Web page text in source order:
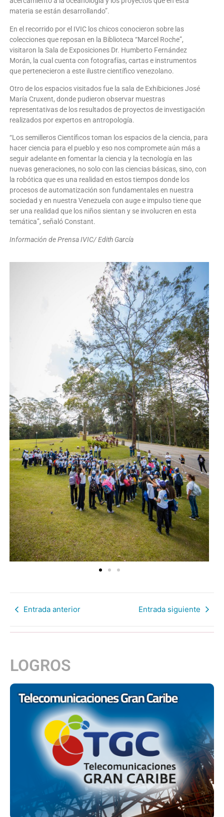
materia se están desarrollando”.
En el recorrido por el IVIC los chicos conocieron sobre las
colecciones que reposan en la Biblioteca “Marcel Roche”,
visitaron la Sala de Exposiciones Dr. Humberto Fernández
Morán, la cual cuenta con fotografías, cartas e instrumentos
que pertenecieron a este ilustre científico venezolano.
Otro de los espacios visitados fue la sala de Exhibiciones José
María Cruxent, donde pudieron observar muestras
representativas de los resultados de proyectos de investigación
realizados por expertos en antropología.
“Los semilleros Científicos toman los espacios de la ciencia, para
hacer ciencia para el pueblo y eso nos compromete aún más a
seguir adelante en fomentar la ciencia y la tecnología en las
nuevas generaciones, no solo con las ciencias básicas, sino, con
la robótica que es una realidad en estos tiempos donde los
procesos de automatización son fundamentales en nuestra
sociedad y en nuestra Venezuela con auge e impulso tiene que
ser una realidad que los niños sientan y se involucren en esta
temática”, señaló Constant.
Información de Prensa IVIC/ Edith García
Entrada anterior Entrada siguiente
LOGROS